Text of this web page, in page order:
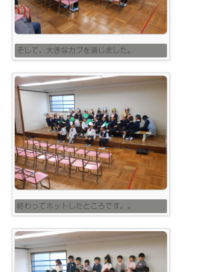
そして、大きなカブを演じました。
終わってホットしたところです。。